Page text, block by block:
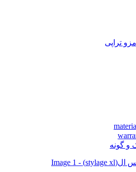
تراپی
و گونه